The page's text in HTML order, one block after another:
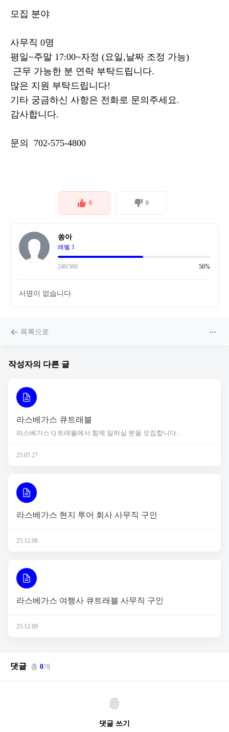
모집 분야
사무직 0명
평일~주말 17:00~자정 (요일,날짜 조정 가능)
근무 가능한 분 연락 부탁드립니다.
많은 지원 부탁드립니다!
기타 궁금하신 사항은 전화로 문의주세요.
감사합니다.
문의 702-575-4800
0 0
쏭아
레벨 1
240/360 56%
서명이 없습니다.
목록으로
작성자의 다른 글
라스베가스 큐트래블
라스베가스 Q 트래블에서 함께 일하실 분을 모집합니다...
25.07.27
라스베가스 현지 투어 회사 사무직 구인
25.12.08
라스베가스 여행사 큐트래블 사무직 구인
25.12.09
댓글 총 0개
댓글 쓰기